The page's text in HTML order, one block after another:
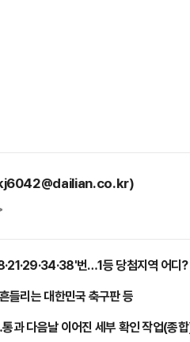
번…1등 당첨지역 어디?
들리는 대한민국 축구판 등
과 다음날 이어진 세부 확인 작업(종